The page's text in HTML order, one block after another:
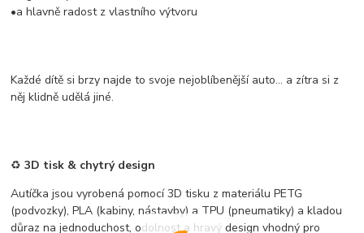
•a hlavně radost z vlastního výtvoru
Každé dítě si brzy najde to svoje nejoblíbenější auto… a zítra si z
něj klidně udělá jiné.
♻️3D tisk & chytrý design
Autíčka jsou vyrobená pomocí 3D tisku z materiálu PETG
(podvozky), PLA (kabiny, nástavby) a TPU (pneumatiky) a kladou
důraz na jednoduchost, odolnost a hravý design vhodný pro